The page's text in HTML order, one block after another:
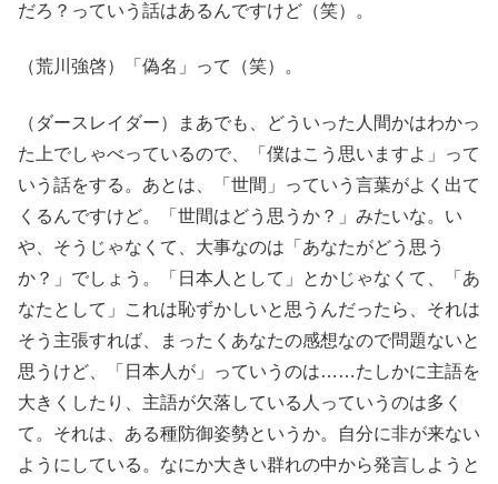
だろ？っていう話はあるんですけど（笑）。
（荒川強啓）「偽名」って（笑）。
（ダースレイダー）まあでも、どういった人間かはわかっ
た上でしゃべっているので、「僕はこう思いますよ」って
いう話をする。あとは、「世間」っていう言葉がよく出て
くるんですけど。「世間はどう思うか？」みたいな。い
や、そうじゃなくて、大事なのは「あなたがどう思う
か？」でしょう。「日本人として」とかじゃなくて、「あ
なたとして」これは恥ずかしいと思うんだったら、それは
そう主張すれば、まったくあなたの感想なので問題ないと
思うけど、「日本人が」っていうのは……たしかに主語を
大きくしたり、主語が欠落している人っていうのは多く
て。それは、ある種防御姿勢というか。自分に非が来ない
ようにしている。なにか大きい群れの中から発言しようと